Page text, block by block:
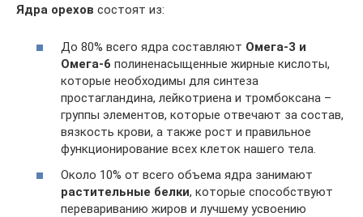
Ядра орехов состоят из:
До 80% всего ядра составляют Омега-3 и
Омега-6 полиненасыщенные жирные кислоты,
которые необходимы для синтеза
простагландина, лейкотриена и тромбоксана –
группы элементов, которые отвечают за состав,
вязкость крови, а также рост и правильное
функционирование всех клеток нашего тела.
Около 10% от всего объема ядра занимают
растительные белки, которые способствуют
перевариванию жиров и лучшему усвоению